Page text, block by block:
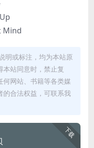
Mind
明或标注，均为本站原
站同意时，禁止复
何网站、书籍等各类媒
的合法权益，可联系我
下载